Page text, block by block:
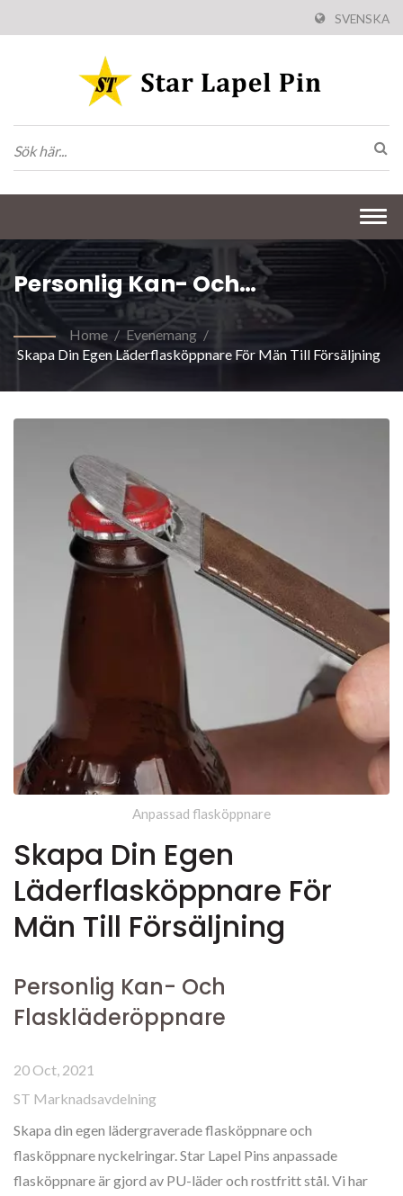
SVENSKA
Personlig Kan- Och
Flaskläderöppnare
Home / Evenemang /
Skapa Din Egen Läderflasköppnare För Män Till Försäljning
Anpassad flasköppnare
Skapa Din Egen
Läderflasköppnare För
Män Till Försäljning
Personlig Kan- Och
Flaskläderöppnare
20 Oct, 2021
ST Marknadsavdelning
Skapa din egen lädergraverade flasköppnare och
flasköppnare nyckelringar. Star Lapel Pins anpassade
flasköppnare är gjord av PU-läder och rostfritt stål. Vi har